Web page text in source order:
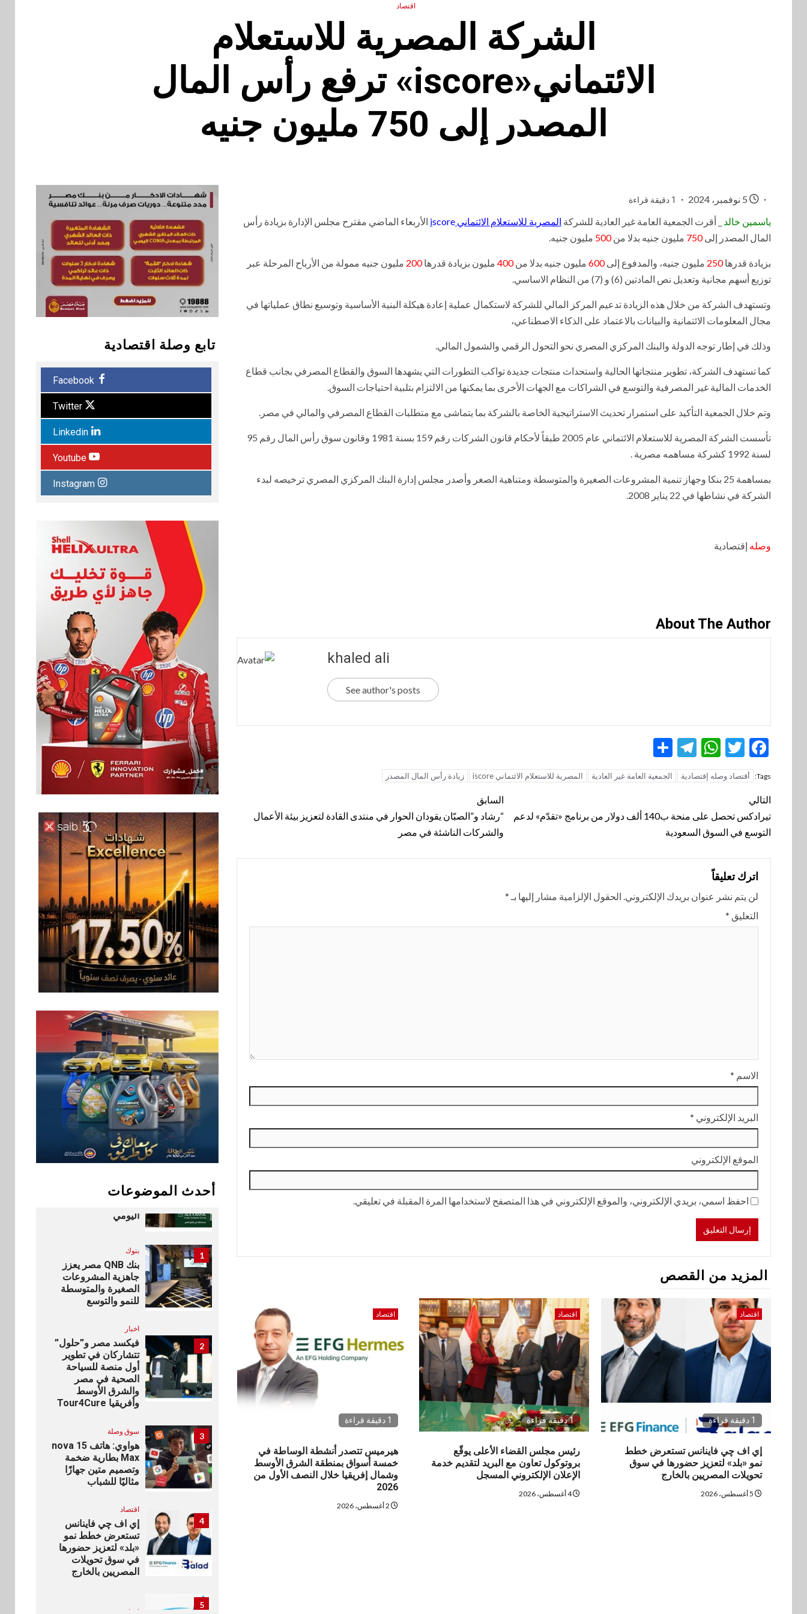
اقتصاد
الشركة المصرية للاستعلام
الائتماني«iscore» ترفع رأس المال
المصدر إلى 750 مليون جنيه
1 دقيقة قراءة
ياسمين خالد _ أقرت الجمعية العامة غير العادية للشركة المصرية للاستعلام الائتماني i score الأربعاء الماضي مقترح مجلس الإدارة بزيادة رأس
المال المصدر إلى750 مليون جنيه بدلا من500 مليون جنيه.
بزيادة قدرها250 مليون جنيه، والمدفوع إلى600 مليون جنيه بدلا من400 مليون بزيادة قدرها200 مليون جنيه ممولة من الأرباح المرحلة عبر
توزيع أسهم مجانية وتعديل نص المادتين (6) و (7) من النظام الاساسي.
وتستهدف الشركة من خلال هذه الزيادة ‏تدعيم المركز المالي للشركة لاستكمال عملية إعادة هيكلة البنية الأساسية وتوسيع نطاق عملياتها في
مجال المعلومات الائتمانية والبيانات بالاعتماد على الذكاء الاصطناعي،
وذلك في إطار توجه الدولة والبنك المركزي المصري نحو التحول الرقمي والشمول المالي.
كما تستهدف الشركة، تطوير منتجاتها الحالية واستحداث منتجات جديدة تواكب التطورات التي يشهدها السوق والقطاع المصرفي بجانب قطاع
الخدمات المالية غير المصرفية والتوسع في الشراكات مع الجهات الأخرى بما يمكنها من الالتزام بتلبية احتياجات السوق.
وتم خلال الجمعية التأكيد على استمرار تحديث الاستراتيجية الخاصة بالشركة بما يتماشى مع متطلبات القطاع المصرفي والمالي في مصر.
تأسست الشركة المصرية للاستعلام الائتماني عام 2005 طبقاً لأحكام قانون الشركات رقم 159 بسنة 1981 وقانون سوق رأس المال رقم 95
لسنة 1992 كشركة مساهمه مصرية .
بمساهمة 25 بنكا وجهاز تنمية المشروعات الصغيرة والمتوسطة ومتناهية الصغر وأصدر مجلس إدارة البنك المركزي المصري ترخيصه لبدء
الشركة في نشاطها في 22 يناير 2008.
وصله إقتصادية
About The Author
khaled ali
See author's posts
Facebook
Twitter
WhatsApp
Telegram
Tags: أقتصاد وصله إقتصادية الجمعية العامة غير العادية المصرية للاستعلام الائتماني iscore زيادة رأس المال المصدر
تنقل
المقالة
السابق
“رشاد و”الصبّان يقودان الحوار في منتدى القادة لتعزيز بيئة الأعمال
والشركات الناشئة في مصر
التالي
تيرادكس تحصل على منحة ب140 ألف دولار من برنامج «تقدّم» لدعم
التوسع في السوق السعودية
اترك تعليقاً
لن يتم نشر عنوان بريدك الإلكتروني. الحقول الإلزامية مشار إليها بـ *
التعليق *
الاسم *
البريد الإلكتروني *
الموقع الإلكتروني
احفظ اسمي، بريدي الإلكتروني، والموقع الإلكتروني في هذا المتصفح لاستخدامها المرة المقبلة في تعليقي.
المزيد من القصص
اقتصاد
1 دقيقة قراءة
إي اف چي فاينانس تستعرض خطط
نمو «بلد» لتعزيز حضورها في سوق
تحويلات المصريين بالخارج
اقتصاد
1 دقيقة قراءة
رئيس مجلس القضاء الأعلى يوقّع
بروتوكول تعاون مع البريد لتقديم خدمة
الإعلان الإلكتروني المسجل
4 أغسطس، 2026
اقتصاد
1 دقيقة قراءة
هيرميس تتصدر أنشطة الوساطة في
خمسة أسواق بمنطقة الشرق الأوسط
وشمال إفريقيا خلال النصف الأول من
2026
تابع وصلة اقتصادية
Facebook
Twitter
Linkedin
Youtube
Instagram
أحدث الموضوعات
6 سوق وصلة
vivo تشعل المنافسة
في مصر مع إطلاق
Y500 المزود ببطارية
بسعة 8100 مللي أمبير
7
بنوك تأمين
نكست وكاف للتأمين
يطلقان تحالفًا
استراتيجيًا لتقديم حلول
تأمينية متكاملة لعملاء
البنك
اقتصاد
الأعلى يوقّع بروتوكول
تعاون مع البريد لتقديم
خدمة الإعلان
الإلكتروني المسجل
9
اخبار
RAKICT تعلن عن
شراكة استراتيجية مع
MCS لإطلاق محفظة
التدريب الرسمية
لكاسبرسكي
بنك الإسكندرية يطلق
اليومي
1 بنوك
بنك QNB مصر يعزز
جاهزية المشروعات
الصغيرة والمتوسطة
للنمو والتوسع
2
اخبار
فيكسد مصر و”حلول”
تتشاركان في تطوير
أول منصة للسياحة
الصحية في مصر
والشرق الأوسط
وأفريقيا Tour4Cure
3 سوق وصلة
هواوي: هاتف nova 15
Max بطارية ضخمة
وتصميم متين جهازًا
مثاليًا للشباب
4
اقتصاد
إي اف چي فاينانس
تستعرض خطط نمو
«بلد» لتعزيز حضورها
في سوق تحويلات
المصريين بالخارج
5
اخبار